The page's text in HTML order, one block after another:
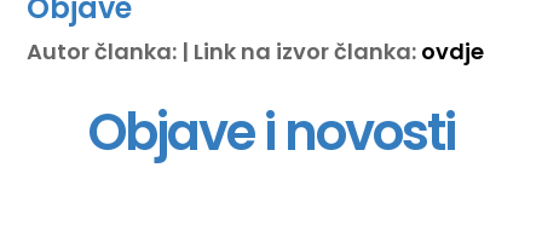
Autor članka: | Link na izvor članka: ovdje
Objave i novosti